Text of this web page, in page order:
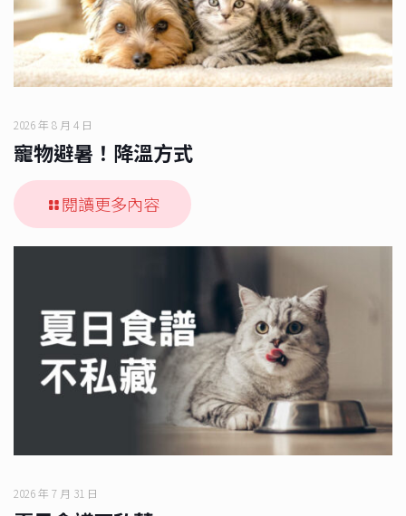
2026 年 8 月 4 日
寵物避暑！降溫方式
閱讀更多內容
2026 年 7 月 31 日